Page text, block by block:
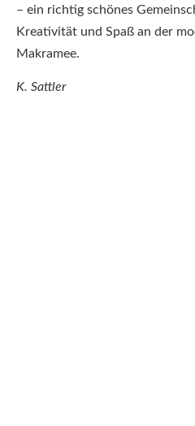
– ein richtig schönes
Kreativität und Spaß an der
Makramee.
K. Sattler